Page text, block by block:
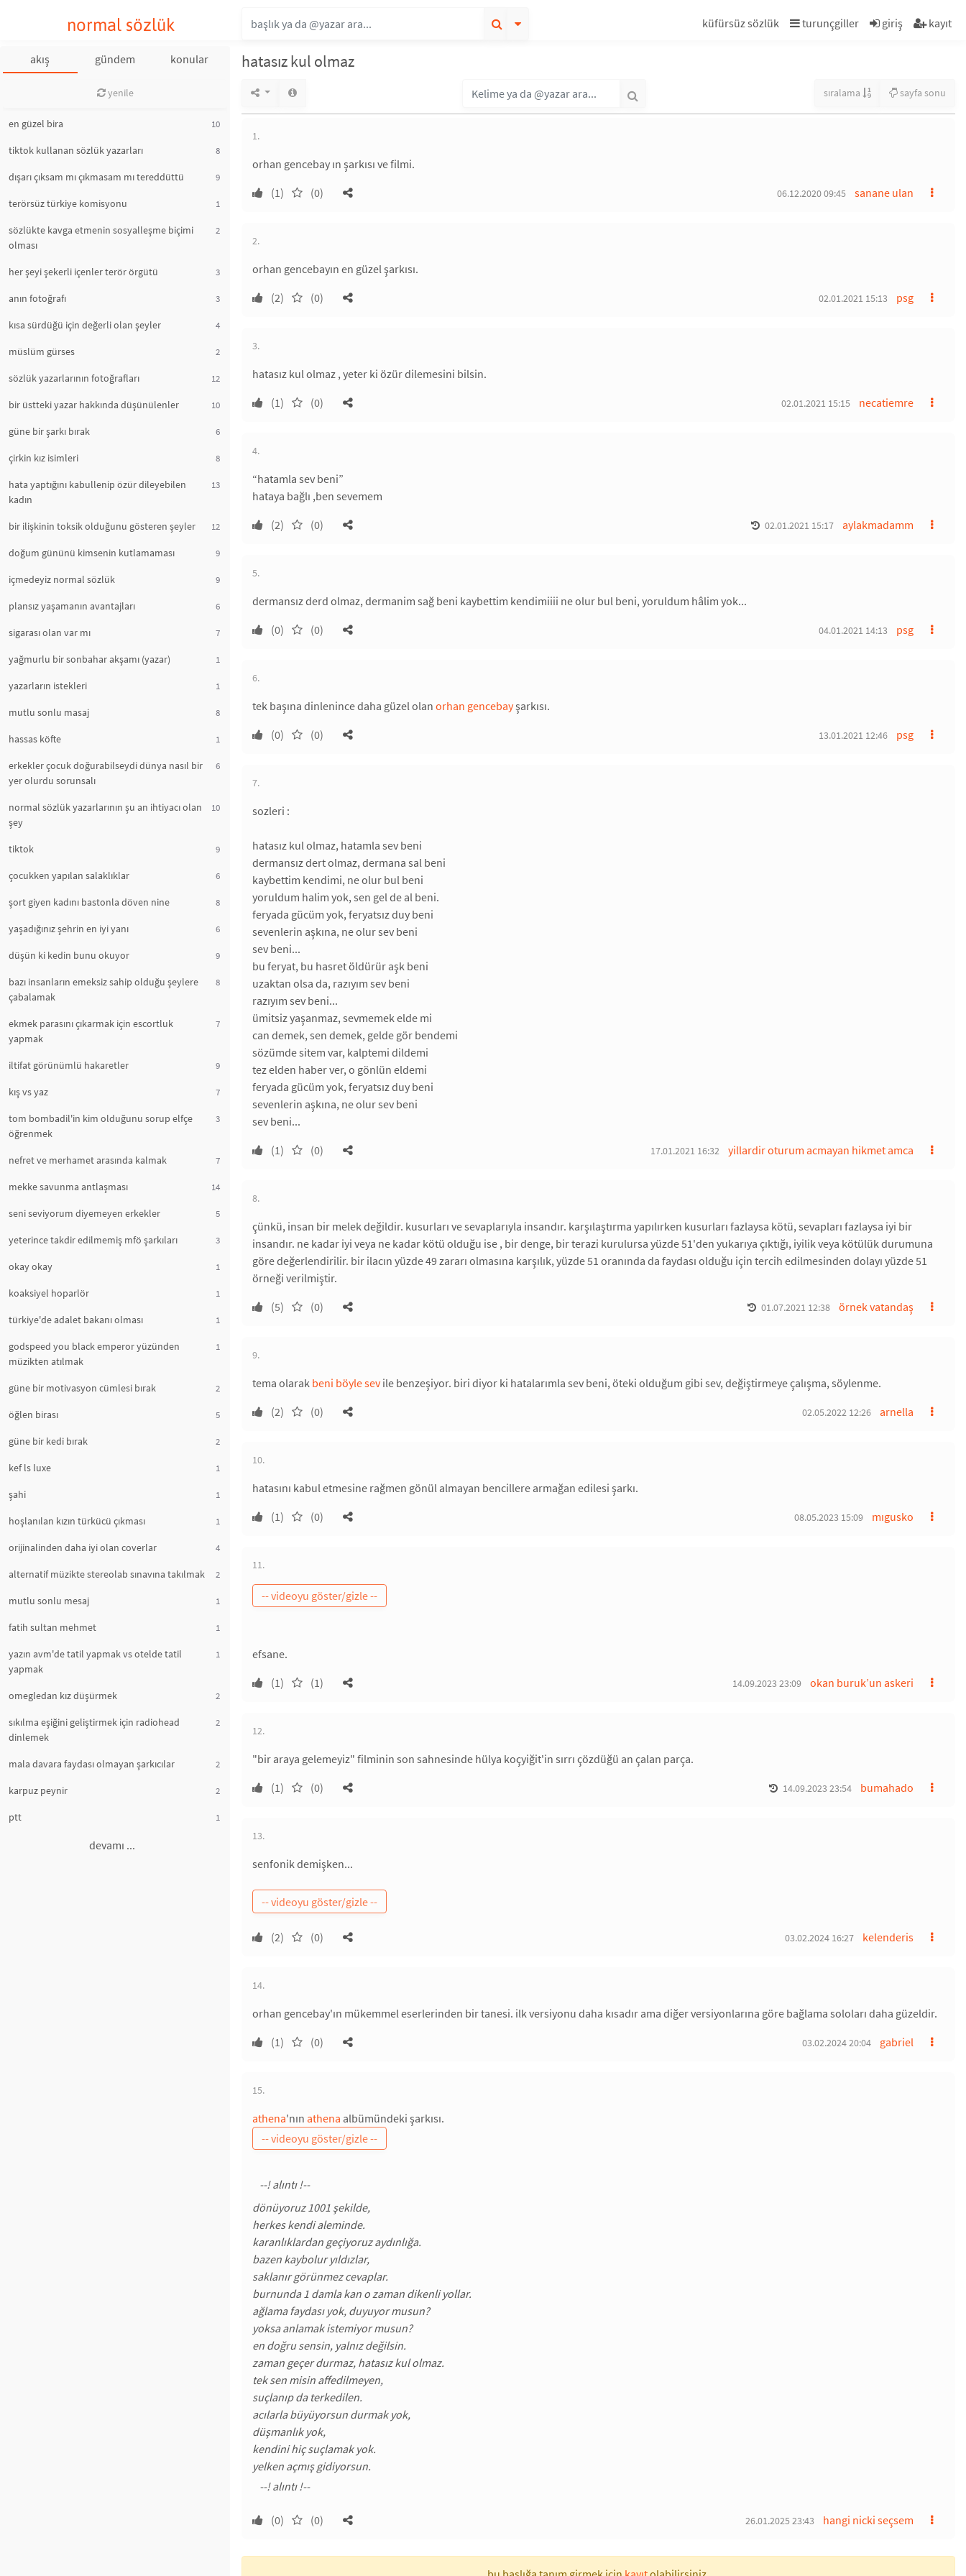
normal sözlük küfürsüz sözlük turunçgiller giriş kayıt
akış gündem konular
yenile
en güzel bira 10
tiktok kullanan sözlük yazarları 8
dışarı çıksam mı çıkmasam mı tereddüttü 9
terörsüz türkiye komisyonu 1
sözlükte kavga etmenin sosyalleşme biçimi
olması
2
her şeyi şekerli içenler terör örgütü 3
anın fotoğrafı 3
kısa sürdüğü için değerli olan şeyler 4
müslüm gürses 2
sözlük yazarlarının fotoğrafları 12
bir üstteki yazar hakkında düşünülenler 10
güne bir şarkı bırak 6
çirkin kız isimleri 8
hata yaptığını kabullenip özür dileyebilen
kadın
13
bir ilişkinin toksik olduğunu gösteren şeyler 12
doğum gününü kimsenin kutlamaması 9
içmedeyiz normal sözlük 9
plansız yaşamanın avantajları 6
sigarası olan var mı 7
yağmurlu bir sonbahar akşamı (yazar) 1
yazarların istekleri 1
mutlu sonlu masaj 8
hassas köfte 1
erkekler çocuk doğurabilseydi dünya nasıl bir
yer olurdu sorunsalı
6
normal sözlük yazarlarının şu an ihtiyacı olan
şey
10
tiktok 9
çocukken yapılan salaklıklar 6
şort giyen kadını bastonla döven nine 8
yaşadığınız şehrin en iyi yanı 6
düşün ki kedin bunu okuyor 9
bazı insanların emeksiz sahip olduğu şeylere
çabalamak
8
ekmek parasını çıkarmak için escortluk
yapmak
7
iltifat görünümlü hakaretler 9
kış vs yaz 7
tom bombadil'in kim olduğunu sorup elfçe
öğrenmek
3
nefret ve merhamet arasında kalmak 7
mekke savunma antlaşması 14
seni seviyorum diyemeyen erkekler 5
yeterince takdir edilmemiş mfö şarkıları 3
okay okay 1
koaksiyel hoparlör 1
türkiye'de adalet bakanı olması 1
godspeed you black emperor yüzünden
müzikten atılmak
1
güne bir motivasyon cümlesi bırak 2
öğlen birası 5
güne bir kedi bırak 2
kef ls luxe 1
şahi 1
hoşlanılan kızın türkücü çıkması 1
orijinalinden daha iyi olan coverlar 4
alternatif müzikte stereolab sınavına takılmak 2
mutlu sonlu mesaj 1
fatih sultan mehmet 1
yazın avm'de tatil yapmak vs otelde tatil
yapmak
1
omegledan kız düşürmek 2
sıkılma eşiğini geliştirmek için radiohead
dinlemek
2
mala davara faydası olmayan şarkıcılar 2
karpuz peynir 2
ptt 1
devamı ...
hatasız kul olmaz
sıralama sayfa sonu
1.
orhan gencebay ın şarkısı ve filmi.
(1)
(0) sanane ulan
06.12.2020 09:45
2.
orhan gencebayın en güzel şarkısı.
(2)
(0) psg
02.01.2021 15:13
3.
hatasız kul olmaz , yeter ki özür dilemesini bilsin.
(1)
(0) necatiemre
02.01.2021 15:15
4.
“hatamla sev beni”
hataya bağlı ,ben sevemem
(2)
(0) aylakmadamm
02.01.2021 15:17
5.
dermansız derd olmaz, dermanim sağ beni kaybettim kendimiiii ne olur bul beni, yoruldum hâlim yok...
(0)
(0) psg
04.01.2021 14:13
6.
tek başına dinlenince daha güzel olan orhan gencebayşarkısı.
(0)
(0) psg
13.01.2021 12:46
7.
sozleri :
hatasız kul olmaz, hatamla sev beni
dermansız dert olmaz, dermana sal beni
kaybettim kendimi, ne olur bul beni
yoruldum halim yok, sen gel de al beni.
feryada gücüm yok, feryatsız duy beni
sevenlerin aşkına, ne olur sev beni
sev beni...
bu feryat, bu hasret öldürür aşk beni
uzaktan olsa da, razıyım sev beni
razıyım sev beni...
ümitsiz yaşanmaz, sevmemek elde mi
can demek, sen demek, gelde gör bendemi
sözümde sitem var, kalptemi dildemi
tez elden haber ver, o gönlün eldemi
feryada gücüm yok, feryatsız duy beni
sevenlerin aşkına, ne olur sev beni
sev beni...
(1)
(0) yillardir oturum acmayan hikmet amca
17.01.2021 16:32
8.
çünkü, insan bir melek değildir. kusurları ve sevaplarıyla insandır. karşılaştırma yapılırken kusurları fazlaysa kötü, sevapları fazlaysa iyi bir
insandır. ne kadar iyi veya ne kadar kötü olduğu ise , bir denge, bir terazi kurulursa yüzde 51'den yukarıya çıktığı, iyilik veya kötülük durumuna
göre değerlendirilir. bir ilacın yüzde 49 zararı olmasına karşılık, yüzde 51 oranında da faydası olduğu için tercih edilmesinden dolayı yüzde 51
örneği verilmiştir.
(5)
(0) örnek vatandaş
01.07.2021 12:38
9.
tema olarak beni böyle sevile benzeşiyor. biri diyor ki hatalarımla sev beni, öteki olduğum gibi sev, değiştirmeye çalışma, söylenme.
(2)
(0) arnella
02.05.2022 12:26
10.
hatasını kabul etmesine rağmen gönül almayan bencillere armağan edilesi şarkı.
(1)
(0) mıgusko
08.05.2023 15:09
11.
efsane.
(1)
(1) okan buruk’un askeri
14.09.2023 23:09
12.
"bir araya gelemeyiz" filminin son sahnesinde hülya koçyiğit'in sırrı çözdüğü an çalan parça.
(1)
(0) bumahado
14.09.2023 23:54
13.
senfonik demişken...
(2) (0) kelenderis
03.02.2024 16:27
14.
orhan gencebay'ın mükemmel eserlerinden bir tanesi. ilk versiyonu daha kısadır ama diğer versiyonlarına göre bağlama soloları daha güzeldir.
(1)
(0) gabriel
03.02.2024 20:04
15.
athena'nın athena albümündeki şarkısı.
dönüyoruz 1001 şekilde,
herkes kendi aleminde.
karanlıklardan geçiyoruz aydınlığa.
bazen kaybolur yıldızlar,
saklanır görünmez cevaplar.
burnunda 1 damla kan o zaman dikenli yollar.
ağlama faydası yok, duyuyor musun?
yoksa anlamak istemiyor musun?
en doğru sensin, yalnız değilsin.
zaman geçer durmaz, hatasız kul olmaz.
tek sen misin affedilmeyen,
suçlanıp da terkedilen.
acılarla büyüyorsun durmak yok,
düşmanlık yok,
kendini hiç suçlamak yok.
yelken açmış gidiyorsun.
(0) (0) hangi nicki seçsem
26.01.2025 23:43